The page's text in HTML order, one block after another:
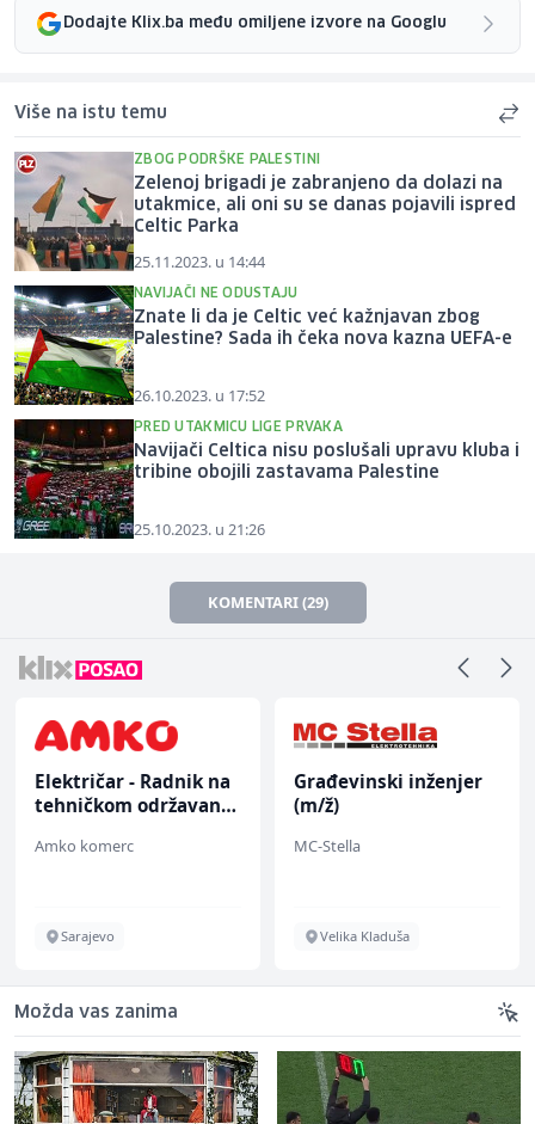
Dodajte Klix.ba među omiljene izvore na Googlu
Više na istu temu
ZBOG PODRŠKE PALESTINI
Zelenoj brigadi je zabranjeno da dolazi na
utakmice, ali oni su se danas pojavili ispred
Celtic Parka
25.11.2023. u 14:44
NAVIJAČI NE ODUSTAJU
Znate li da je Celtic već kažnjavan zbog
Palestine? Sada ih čeka nova kazna UEFA-e
26.10.2023. u 17:52
PRED UTAKMICU LIGE PRVAKA
Navijači Celtica nisu poslušali upravu kluba i
tribine obojili zastavama Palestine
25.10.2023. u 21:26
KOMENTARI (29)
Električar - Radnik na
tehničkom održavanju
Amko komerc
Sarajevo
Građevinski inženjer
(m/ž)
MC-Stella
Velika Kladuša
Možda vas zanima